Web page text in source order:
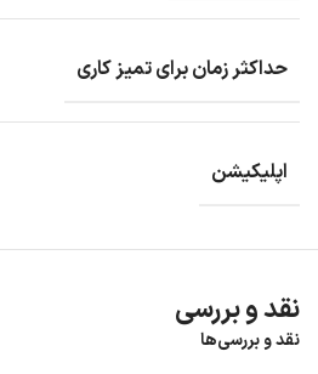
حداکثر زمان برای تمیز کاری
اپلیکیشن
نقد و بررسی
نقد و بررسی‌ها